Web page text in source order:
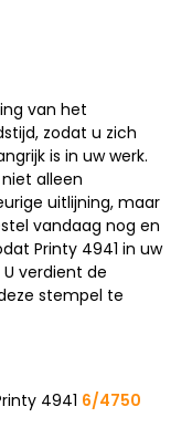
van het
zodat u zich
is in uw werk.
alleen
uitlijning, maar
vandaag nog en
Printy 4941 in uw
verdient de
stempel te
4941 6/4750